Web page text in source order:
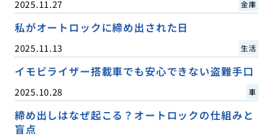
2025.11.27 金庫
私がオートロックに締め出された日
2025.11.13 生活
イモビライザー搭載車でも安心できない盗難手口
2025.10.28 車
締め出しはなぜ起こる？オートロックの仕組みと
盲点